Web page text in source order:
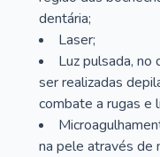
dentária;
Laser;
Luz pulsada,
ser realizadas
combate a rugas e
na pele através de